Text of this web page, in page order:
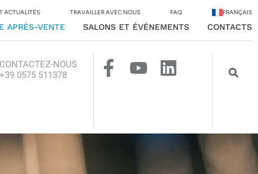
ACTUALITÉS TRAVAILLER AVEC NOUS FAQ FRANÇAIS
APRÈS-VENTE SALONS ET ÉVÉNEMENTS CONTACTS
CONTACTEZ-NOUS
0575 511378